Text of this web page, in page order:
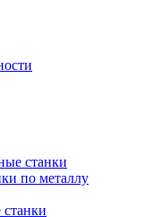
станки
по металлу